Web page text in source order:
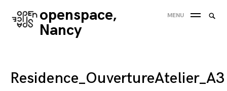
Skip
to
openspace,
Nancy
MENU
Residence_OuvertureAtelier_A3